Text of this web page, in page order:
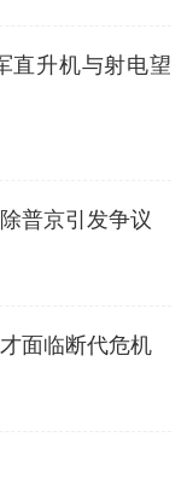
直升机与射电望
普京引发争议
面临断代危机